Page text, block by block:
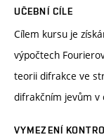
UČEBNÍ CÍLE
Cílem kursu je
výpočtech
teorii difrakce ve
difrakčním jevům v
VYMEZENÍ